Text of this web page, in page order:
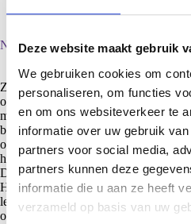
Deze website maakt gebruik
We gebruiken cookies om
personaliseren, om functies
en om ons websiteverkeer te
informatie over uw gebruik
partners voor social media,
partners kunnen deze
informatie die u aan ze heeft
verzameld op basis van uw
Natuur en ontwikkelingsstimulering
Zoals hierboven al beschreven wordt
ontwikkelingskansen. Groen
mogelijkheden voor de ontwikkeling.
bijvoorbeeld samenwerken, maar ook
ontdekken hoe de wereld in elkaar
hiermee beginnen. Natuur en leren
Door veel in de natuur te zijn durven
Hierdoor kunnen belemmeringen om
leeftijd. Groen kan steeds meer
ontwikkelingsstimulering. Hierbij valt